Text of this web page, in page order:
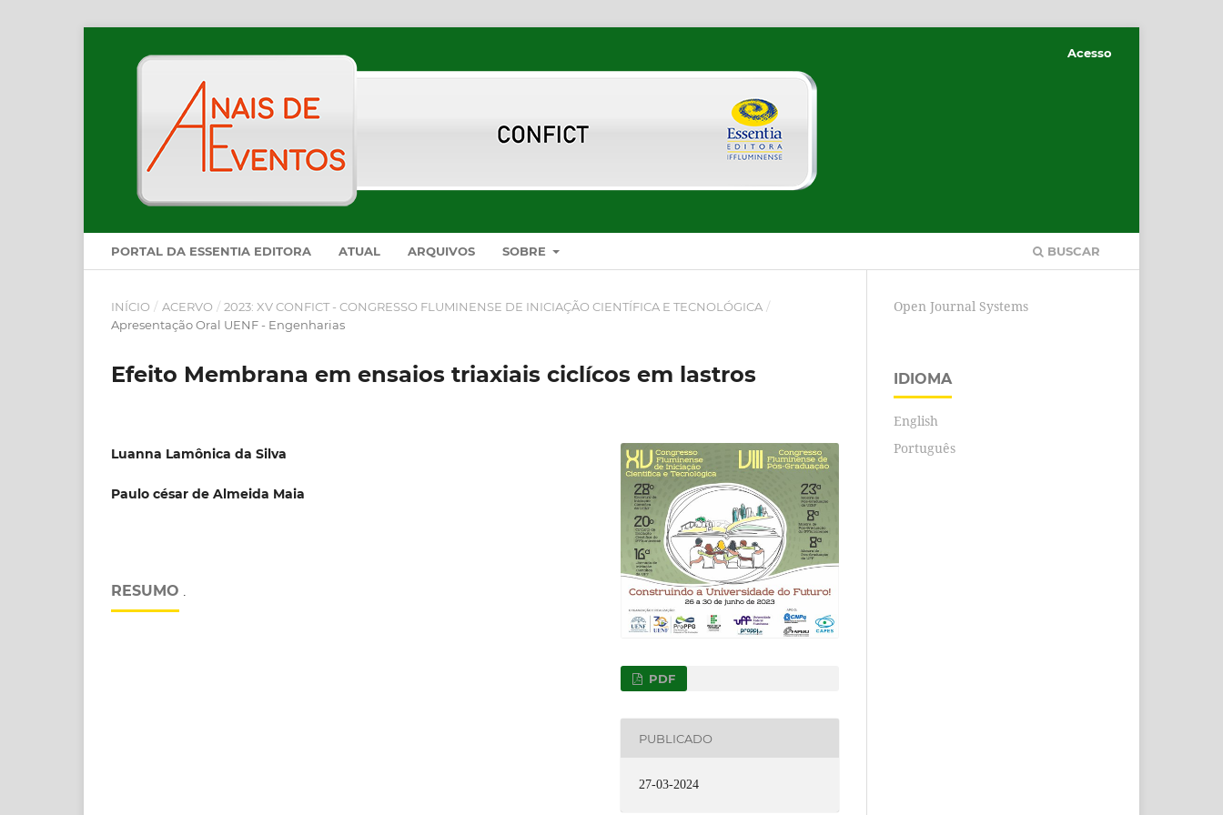
PORTAL DA ESSENTIA EDITORA ATUAL ARQUIVOS SOBRE BUSCAR
Acesso
INÍCIO / ACERVO / 2023: XV CONFICT - CONGRESSO FLUMINENSE DE INICIAÇÃO CIENTÍFICA E TECNOLÓGICA /
Apresentação Oral UENF - Engenharias
Efeito Membrana em ensaios triaxiais ciclícos em lastros
Luanna Lamônica da Silva
Paulo césar de Almeida Maia
RESUMO
PDF
PUBLICADO
27-03-2024
Open Journal Systems
IDIOMA
English
Português